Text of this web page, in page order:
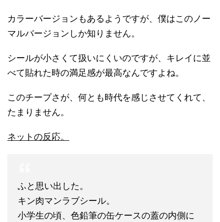
カラーバージョンもあるようですが、僕はこのノー
マルバージョンしか知りません。
シールが小さくて扱いにくいのですが、キレイに並
べて貼れた時の満足感が最高なんですよね。
このチープさが、何とも時代を感じさせてくれて、
たまりません。
ネットの反応。
ふと思い出した。
キン肉マンラブシール。
小学生の頃、色鉛筆の缶ケースの蓋の内側に